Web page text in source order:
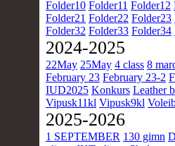
Folder10 Folder11 Folder12
Folder21 Folder22 Folder23
Folder32 Folder33 Folder34
2024-2025
22May 25May 4 class 8
February 23 February 23-2
IUD2025 Konkurs Leather
Vipusk11kl Vipusk9kl
2025-2026
1 SEPTEMBER 130 gimn